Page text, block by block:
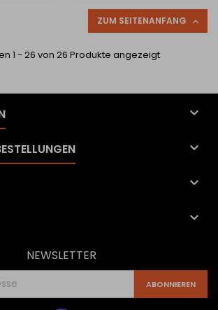
ZUM SEITENANFANG 
1 - 26 von 26 Produkte angezeigt




NEWSLETTER